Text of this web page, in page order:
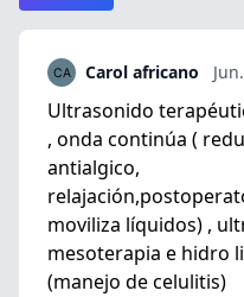
Carol africano
Ultrasonido
, onda continúa (
antialgico,
moviliza líquidos) ,
mesoterapia e hidro
(manejo de celulitis)